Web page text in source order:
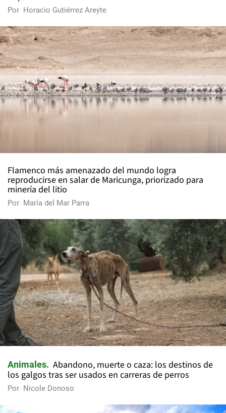
Por Horacio Gutiérrez Areyte
Flamenco más amenazado del mundo logra
reproducirse en salar de Maricunga, priorizado para
minería del litio
Por María del Mar Parra
Animales
Abandono, muerte o caza: los destinos de
los galgos tras ser usados en carreras de perros
Por Nicole Donoso